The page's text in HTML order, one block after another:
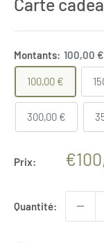
Carte
Montants: 100,00 €
100,00 €
300,00 €
Prix:
Prix
Quantité: